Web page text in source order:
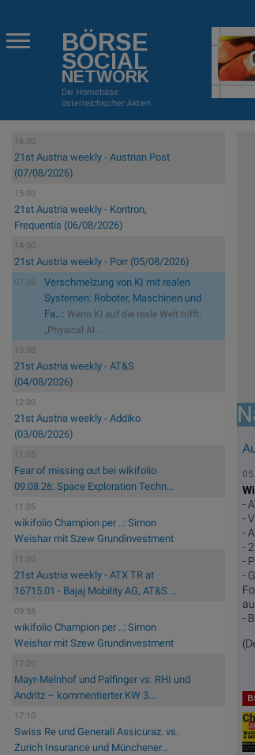
BÖRSE
SOCIAL
NETWORK
Die Homebase
österreichischer Aktien
16:00
21st Austria weekly - Austrian Post
(07/08/2026)
15:00
21st Austria weekly - Kontron,
Frequentis (06/08/2026)
14:00
21st Austria weekly - Porr (05/08/2026)
07.08.
Verschmelzung von KI mit realen
Systemen: Roboter, Maschinen und
Fa...: Wenn KI auf die reale Welt trifft:
„Physical AI...
13:00
21st Austria weekly - AT&S
(04/08/2026)
12:00
21st Austria weekly - Addiko
(03/08/2026)
11:05
Fear of missing out bei wikifolio
09.08.26: Space Exploration Techn...
11:05
wikifolio Champion per ..: Simon
Weishar mit Szew Grundinvestment
11:00
21st Austria weekly - ATX TR at
16715.01 - Bajaj Mobility AG, AT&S ...
09:55
wikifolio Champion per ..: Simon
Weishar mit Szew Grundinvestment
17:20
Mayr-Melnhof und Palfinger vs. RHI und
Andritz – kommentierter KW 3...
17:10
Swiss Re und Generali Assicuraz. vs.
Zurich Insurance und Münchener...
-
-
-
-
-
-
-